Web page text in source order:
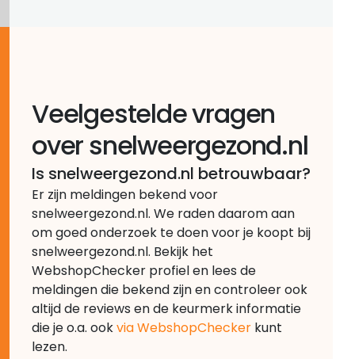
Veelgestelde vragen
over snelweergezond.nl
Is snelweergezond.nl betrouwbaar?
Er zijn meldingen bekend voor
snelweergezond.nl. We raden daarom aan
om goed onderzoek te doen voor je koopt bij
snelweergezond.nl. Bekijk het
WebshopChecker profiel en lees de
meldingen die bekend zijn en controleer ook
altijd de reviews en de keurmerk informatie
die je o.a. ookvia WebshopChecker kunt
lezen.